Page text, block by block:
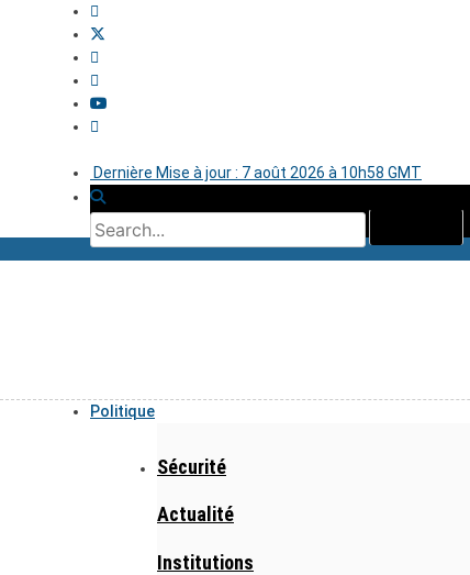
Dernière Mise à jour : 7 août 2026 à 10h58 GMT
Politique
Sécurité
Actualité
Institutions